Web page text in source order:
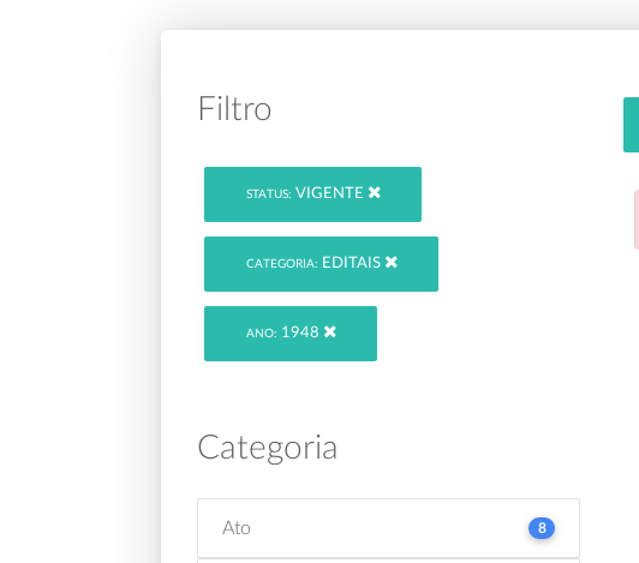
Filtro
STATUS: VIGENTE
CATEGORIA: EDITAIS
ANO: 1948
Categoria
Ato 8